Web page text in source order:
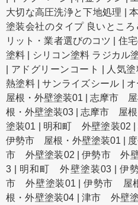
大切な高圧洗浄と下地処理 |
塗装会社のタイプ 良いところ
リット・業者選びのコツ
住
塗料
シリコン塗料 ラジカル
アドグリーンコート 人気
熱塗料|サンライズシール
屋根・外壁塗装01
志摩市 屋
根・外壁塗装03
志摩市 屋根
塗装01
明和町 外壁塗装02 |
伊勢市 屋根・外壁塗装01
市 外壁塗装02 |伊勢市 外
3
明和町 外壁塗装03| 伊
市 外壁塗装01 |伊勢市 屋
根・外壁塗装04
津市 外壁